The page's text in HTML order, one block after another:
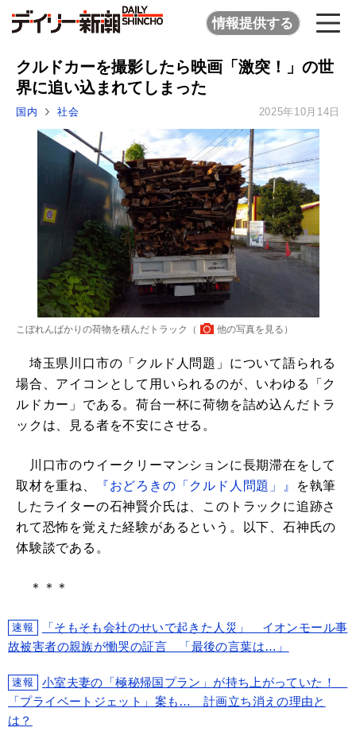
情報提供する
クルドカーを撮影したら映画「激突！」の世
界に追い込まれてしまった
国内 社会 2025年10月14日
こぼれんばかりの荷物を積んだトラック（ 他の写真を見る ）
埼玉県川口市の「クルド人問題」について語られる
場合、アイコンとして用いられるのが、いわゆる「ク
ルドカー」である。荷台一杯に荷物を詰め込んだトラ
ックは、見る者を不安にさせる。
川口市のウイークリーマンションに長期滞在をして
取材を重ね、
『おどろきの「クルド人問題」』
を執筆
したライターの石神賢介氏は、このトラックに追跡さ
れて恐怖を覚えた経験があるという。以下、石神氏の
体験談である。
＊＊＊
速報
「そもそも会社のせいで起きた人災」 イオンモール事
故被害者の親族が慟哭の証言 「最後の言葉は…」
速報
小室夫妻の「極秘帰国プラン」が持ち上がっていた！
「プライベートジェット」案も… 計画立ち消えの理由と
は？